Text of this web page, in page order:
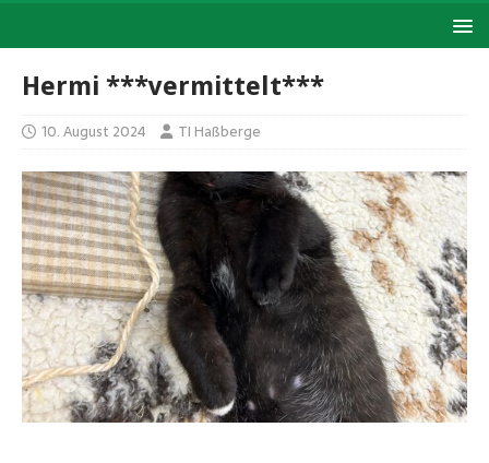
Hermi ***vermittelt***
10. August 2024 TI Haßberge